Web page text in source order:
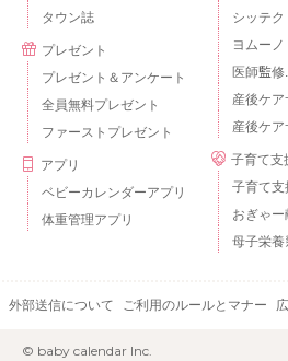
タウン誌
プレゼント
プレゼント＆アンケート
全員無料プレゼント
ファーストプレゼント
アプリ
ベビーカレンダーアプリ
体重管理アプリ
シッテク
ヨムーノ
医師監
産後ケ
産後ケ
子育て支
子育て支
おぎゃー
母子栄養
外部送信について ご利用のルールとマナー
© baby calendar Inc.